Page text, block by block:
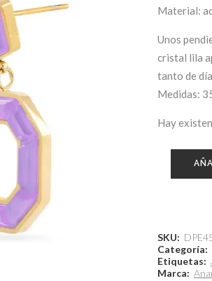
Material:
Unos
cristal lila
tanto de
Medidas:
Hay
SKU:
Categoría:
Etiquetas:
Marca: